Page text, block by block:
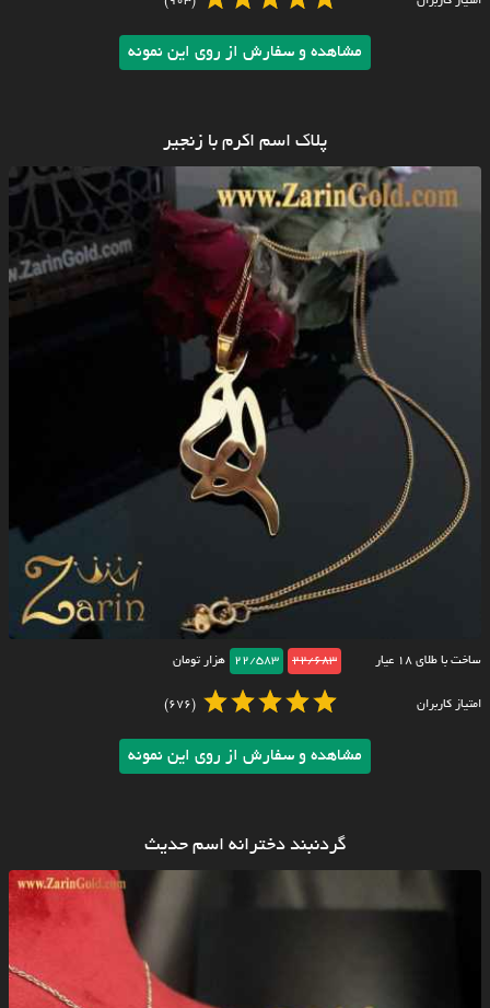
مشاهده و سفارش از روی این نمونه
پلاک اسم اکرم با زنجیر
ساخت با طلای ۱۸ عیار 22/683
22/583 هزار تومان
امتیاز کاربران (676)
مشاهده و سفارش از روی این نمونه
گردنبند دخترانه اسم حدیث